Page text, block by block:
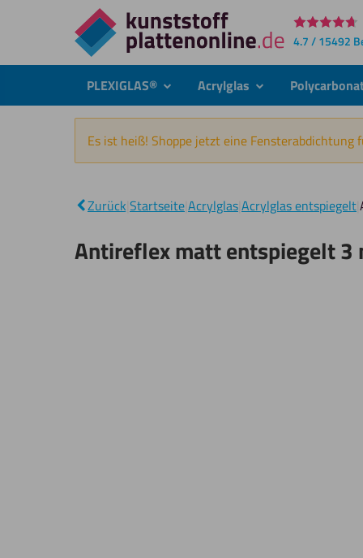
Direkt
zum
4.7 / 15492
PLEXIGLAS® submenuAcrylglas submenu
Es ist heiß! Shoppe jetzt eine Fensterabdichtung
Zurück StartseiteAcrylglasAcrylglas entspiegelt
Antireflex matt entspiegelt 3